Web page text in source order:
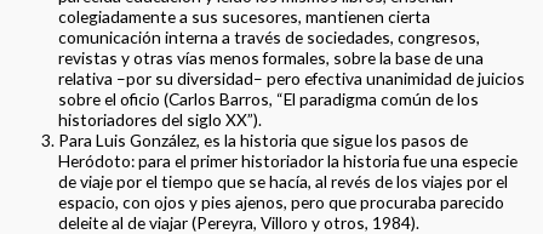
colegiadamente a sus sucesores, mantienen cierta
comunicación interna a través de sociedades, congresos,
revistas y otras vías menos formales, sobre la base de una
relativa –por su diversidad– pero efectiva unanimidad de juicios
sobre el oficio (Carlos Barros, “El paradigma común de los
historiadores del siglo XX”).
Para Luis González, es la historia que sigue los pasos de
Heródoto: para el primer historiador la historia fue una especie
de viaje por el tiempo que se hacía, al revés de los viajes por el
espacio, con ojos y pies ajenos, pero que procuraba parecido
deleite al de viajar (Pereyra, Villoro y otros, 1984).